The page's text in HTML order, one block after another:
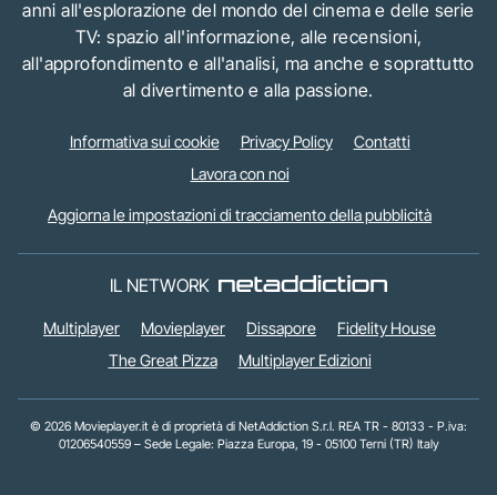
anni all'esplorazione del mondo del cinema e delle serie
TV: spazio all'informazione, alle recensioni,
all'approfondimento e all'analisi, ma anche e soprattutto
al divertimento e alla passione.
Informativa sui cookie Privacy Policy
Contatti
Lavora con noi
Aggiorna le impostazioni di tracciamento della pubblicità
IL NETWORK
Multiplayer Movieplayer Dissapore
Fidelity House
The Great Pizza
Multiplayer Edizioni
© 2026 Movieplayer.it è di proprietà di NetAddiction S.r.l. REA TR - 80133 - P.iva:
01206540559 – Sede Legale: Piazza Europa, 19 - 05100 Terni (TR) Italy